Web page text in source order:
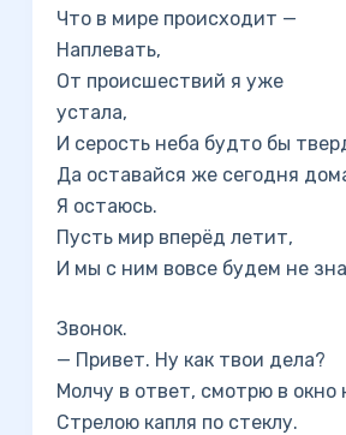
Что в мире происходит —
Наплевать,
От происшествий я уже
устала,
И серость неба будто бы
Да оставайся же сегодня
Я остаюсь.
Пусть мир вперёд летит,
И мы с ним вовсе будем не
Звонок.
— Привет. Ну как твои дела?
Молчу в ответ, смотрю в окно
Стрелою капля по стеклу.